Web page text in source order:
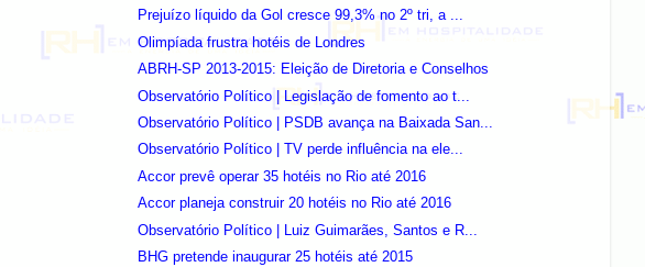
Prejuízo líquido da Gol cresce 99,3% no 2º tri, a ...
Olimpíada frustra hotéis de Londres
ABRH-SP 2013-2015: Eleição de Diretoria e Conselhos
Observatório Político | Legislação de fomento ao t...
Observatório Político | PSDB avança na Baixada San...
Observatório Político | TV perde influência na ele...
Accor prevê operar 35 hotéis no Rio até 2016
Accor planeja construir 20 hotéis no Rio até 2016
Observatório Político | Luiz Guimarães, Santos e R...
BHG pretende inaugurar 25 hotéis até 2015